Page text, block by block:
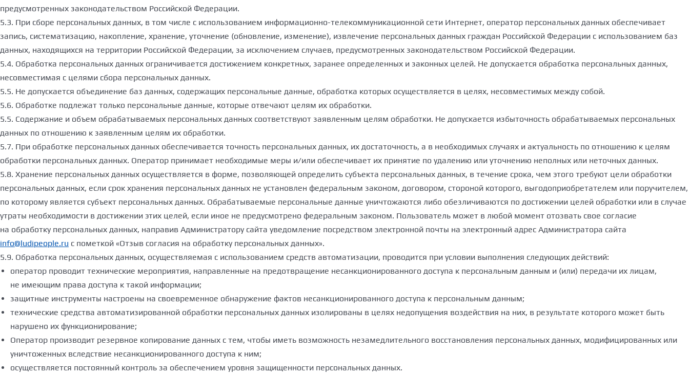
предусмотренных законодательством Российской Федерации.
5.3. При сборе персональных данных, в том числе с использованием информационно-телекоммуникационной сети Интернет, оператор персональных данных обеспечивает
запись, систематизацию, накопление, хранение, уточнение (обновление, изменение), извлечение персональных данных граждан Российской Федерации с использованием баз
данных, находящихся на территории Российской Федерации, за исключением случаев, предусмотренных законодательством Российской Федерации.
5.4. Обработка персональных данных ограничивается достижением конкретных, заранее определенных и законных целей. Не допускается обработка персональных данных,
несовместимая с целями сбора персональных данных.
5.5. Не допускается объединение баз данных, содержащих персональные данные, обработка которых осуществляется в целях, несовместимых между собой.
5.6. Обработке подлежат только персональные данные, которые отвечают целям их обработки.
5.5. Содержание и объем обрабатываемых персональных данных соответствуют заявленным целям обработки. Не допускается избыточность обрабатываемых персональных
данных по отношению к заявленным целям их обработки.
5.7. При обработке персональных данных обеспечивается точность персональных данных, их достаточность, а в необходимых случаях и актуальность по отношению к целям
обработки персональных данных. Оператор принимает необходимые меры и/или обеспечивает их принятие по удалению или уточнению неполных или неточных данных.
5.8. Хранение персональных данных осуществляется в форме, позволяющей определить субъекта персональных данных, в течение срока, чем этого требуют цели обработки
персональных данных, если срок хранения персональных данных не установлен федеральным законом, договором, стороной которого, выгодоприобретателем или поручителем,
по которому является субъект персональных данных. Обрабатываемые персональные данные уничтожаются либо обезличиваются по достижении целей обработки или в случае
утраты необходимости в достижении этих целей, если иное не предусмотрено федеральным законом. Пользователь может в любой момент отозвать свое согласие
на обработку персональных данных, направив Администратору сайта уведомление посредством электронной почты на электронный адрес Администратора сайта
info@ludipeople.ru с пометкой «Отзыв согласия на обработку персональных данных».
5.9. Обработка персональных данных, осуществляемая с использованием средств автоматизации, проводится при условии выполнения следующих действий:
оператор проводит технические мероприятия, направленные на предотвращение несанкционированного доступа к персональным данным и (или) передачи их лицам,
не имеющим права доступа к такой информации;
защитные инструменты настроены на своевременное обнаружение фактов несанкционированного доступа к персональным данным;
технические средства автоматизированной обработки персональных данных изолированы в целях недопущения воздействия на них, в результате которого может быть
нарушено их функционирование;
Оператор производит резервное копирование данных с тем, чтобы иметь возможность незамедлительного восстановления персональных данных, модифицированных или
уничтоженных вследствие несанкционированного доступа к ним;
осуществляется постоянный контроль за обеспечением уровня защищенности персональных данных.